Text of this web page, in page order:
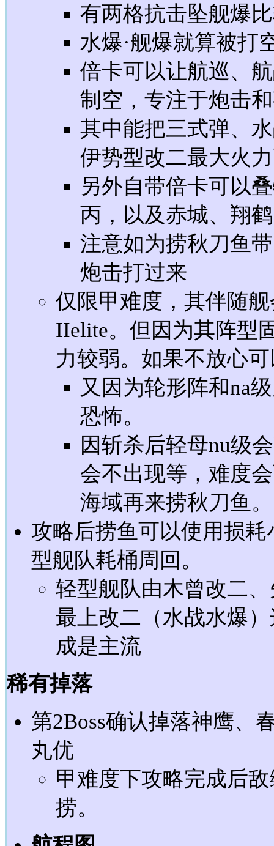
有两格抗击坠舰爆
水爆·舰爆就算被打
倍卡可以让航巡、
制空，专注于炮击
其中能把三式弹、
伊势型改二最大火
另外自带倍卡可以
丙，以及赤城、翔
注意如为捞秋刀鱼
炮击打过来
仅限甲难度，其伴随
IIelite。但因为其阵型
力较弱。如果不放心
又因为轮形阵和na
恐怖。
因斩杀后轻母nu级
会不出现等，难度
海域再来捞秋刀鱼。
攻略后捞鱼可以使用损
型舰队耗桶周回。
轻型舰队由木曾改二
最上改二（水战水爆
成是主流
稀有掉落
第2Boss确认掉落神鹰、
丸优
甲难度下攻略完成后
捞。